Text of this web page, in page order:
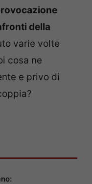
della
varie volte
cosa ne
e privo di